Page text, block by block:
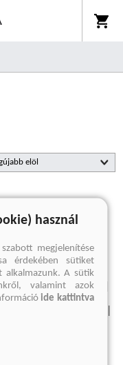
találat
nyilatkozat
használ
megjelenítése
érdekében sütiket
alkalmazunk. A sütik
valamint azok
ide kattintva